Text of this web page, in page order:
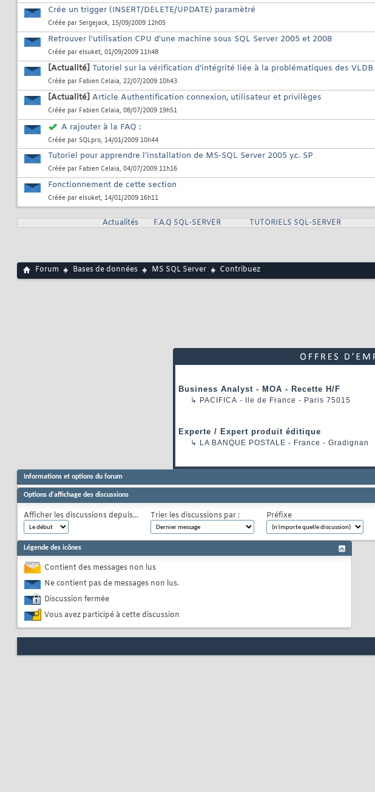
Crée un trigger (INSERT/DELETE/UPDATE) paramètré
Créée par Sergejack, 15/09/2009 12h05
Retrouver l'utilisation CPU d'une machine sous SQL Server 2005 et 2008
Créée par elsuket, 01/09/2009 11h48
[Actualité] Tutoriel sur la vérification d'intégrité liée à la problématiques des VLDB
Créée par Fabien Celaia, 22/07/2009 10h43
[Actualité] Article Authentification connexion, utilisateur et privilèges
Créée par Fabien Celaia, 08/07/2009 19h51
A rajouter à la FAQ :
Créée par SQLpro, 14/01/2009 10h44
Tutoriel pour apprendre l'installation de MS-SQL Server 2005 y.c. SP
Créée par Fabien Celaia, 04/07/2009 11h16
Fonctionnement de cette section
Créée par elsuket, 14/01/2009 16h11
Actualités F.A.Q SQL-SERVER TUTORIELS SQL-SERVER
Forum Bases de données MS SQL Server Contribuez
Business Analyst - MOA - Recette H/F
↳ PACIFICA - Ile de France - Paris 75015
Experte / Expert produit éditique
↳ LA BANQUE POSTALE - France - Gradignan
Informations et options du forum
Options d'affichage des discussions
Afficher les discussions depuis... Trier les discussions par : Préfixe
Légende des icônes
Contient des messages non lus
Ne contient pas de messages non lus.
Discussion fermée
Vous avez participé à cette discussion